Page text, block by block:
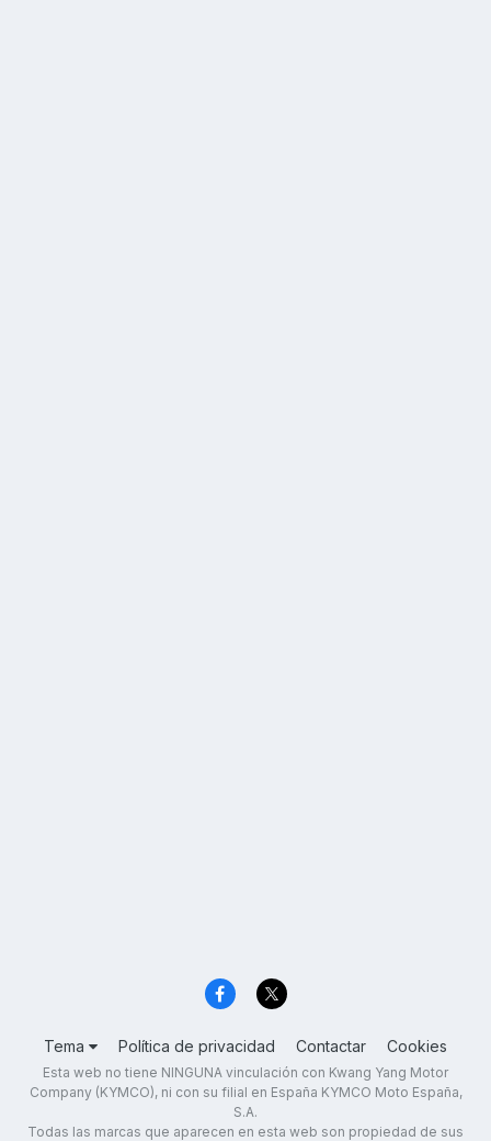
Tema Política de privacidad Contactar Cookies
Esta web no tiene NINGUNA vinculación con Kwang Yang Motor
Company (KYMCO), ni con su filial en España KYMCO Moto España,
S.A.
Todas las marcas que aparecen en esta web son propiedad de sus